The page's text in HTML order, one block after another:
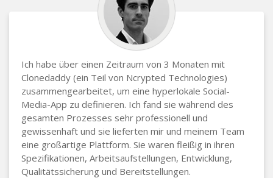
Ich habe über einen Zeitraum von 3 Monaten mit
Clonedaddy (ein Teil von Ncrypted Technologies)
zusammengearbeitet, um eine hyperlokale Social-
Media-App zu definieren. Ich fand sie während des
gesamten Prozesses sehr professionell und
gewissenhaft und sie lieferten mir und meinem Team
eine großartige Plattform. Sie waren fleißig in ihren
Spezifikationen, Arbeitsaufstellungen, Entwicklung,
Qualitätssicherung und Bereitstellungen.